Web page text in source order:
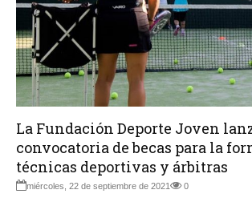
La Fundación Deporte Joven
convocatoria de becas para la
técnicas deportivas y árbitras
miércoles, 22 de septiembre de 2021 0